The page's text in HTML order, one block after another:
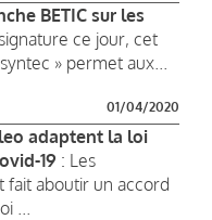
BETIC sur les
ce jour, cet
» permet aux...
01/04/2020
adaptent la loi
19 : Les
fait aboutir un accord
...